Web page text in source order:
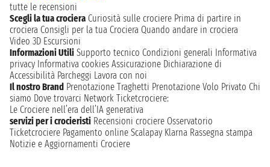
tutte le recensioni
Scegli la tua crociera Curiosità sulle crociere Prima di partire in
crociera Consigli per la tua Crociera Quando andare in crociera
Video 3D Escursioni
Informazioni Utili Supporto tecnico Condizioni generali Informativa
privacy Informativa cookies Assicurazione Dichiarazione di
Accessibilità Parcheggi Lavora con noi
Il nostro Brand Prenotazione Traghetti Prenotazione Volo Privato Chi
siamo Dove trovarci Network Ticketcrociere:
Le Crociere nell’era dell’IA generativa
servizi per i crocieristi Recensioni crociere Osservatorio
Ticketcrociere Pagamento online Scalapay Klarna Rassegna stampa
Notizie e Aggiornamenti Crociere